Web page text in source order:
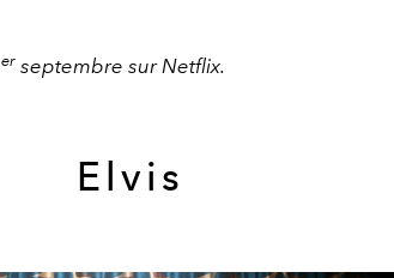
er septembre sur Netflix.
Elvis